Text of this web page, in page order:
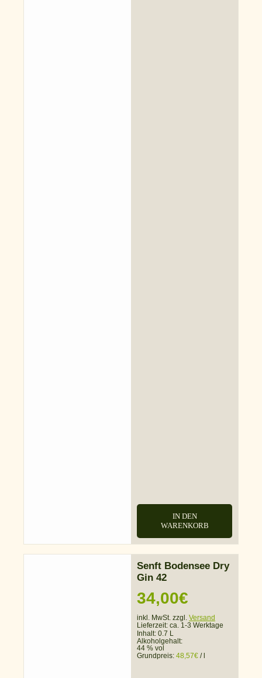
IN DEN
WARENKORB
Senft Bodensee Dry
Gin 42
34,00€
inkl. MwSt. zzgl. Versand
Lieferzeit: ca. 1-3 Werktage
Inhalt: 0.7 L
Alkoholgehalt:
44 % vol
Grundpreis: 48,57€ /